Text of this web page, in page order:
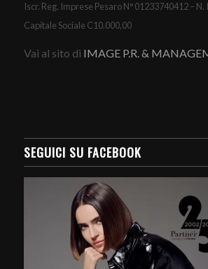
Iscr. Reg. Imprese Pesaro N° 01233740412 – N.
Capitale Sociale C10.000,00
Vai al sito di IMAGE P.R. &
SEGUICI SU FACEBOOK